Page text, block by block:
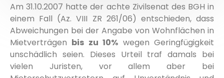
Am 31.10.2007 hatte der achte Zivilsenat des BGH in
einem Fall (Az. VIII ZR 261/06) entschieden, dass
Abweichungen bei der Angabe von Wohnflächen in
Mietverträgen bis zu 10% wegen Geringfügigkeit
unschädlich seien. Dieses Urteil traf damals bei
vielen Juristen, vor allem aber bei